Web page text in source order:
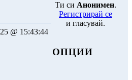
@ 15:43:44
Ти си Анонимен.
Регистрирай се
и гласувай.
ОПЦИИ